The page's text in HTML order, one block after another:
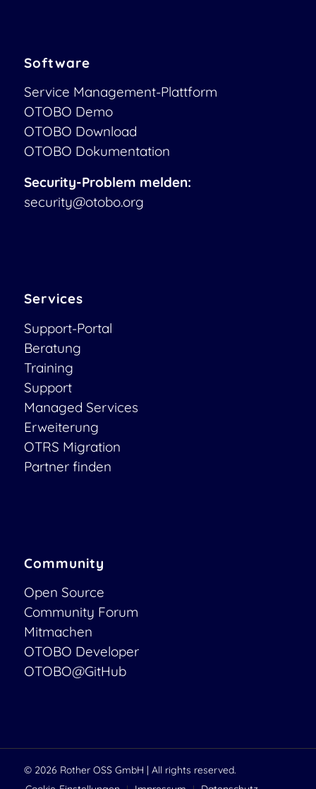
Software
Service Management-Plattform
OTOBO Demo
OTOBO Download
OTOBO Dokumentation
Security-Problem melden:
security@otobo.org
Services
Support-Portal
Beratung
Training
Support
Managed Services
Erweiterung
OTRS Migration
Partner finden
Community
Open Source
Community Forum
Mitmachen
OTOBO Developer
OTOBO@GitHub
© 2026 Rother OSS GmbH | All rights reserved.